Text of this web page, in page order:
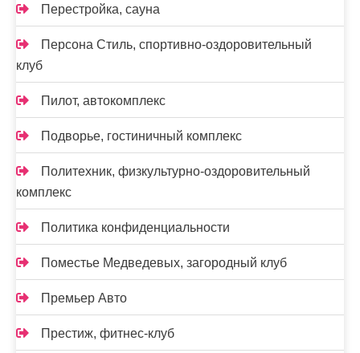
Перестройка, сауна
Персона Стиль, спортивно-оздоровительный
клуб
Пилот, автокомплекс
Подворье, гостиничный комплекс
Политехник, физкультурно-оздоровительный
комплекс
Политика конфиденциальности
Поместье Медведевых, загородный клуб
Премьер Авто
Престиж, фитнес-клуб